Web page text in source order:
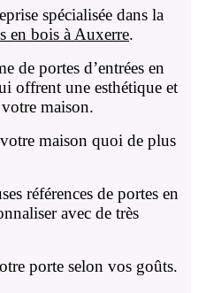
spécialisée dans la
en bois à Auxerre.
de portes d’entrées en
offrent une esthétique et
maison.
maison quoi de plus
références de portes en
avec de très
porte selon vos goûts.